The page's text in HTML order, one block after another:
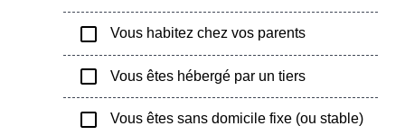
check_box_outline_blank Vous habitez chez vos parents
check_box_outline_blank Vous êtes hébergé par un tiers
check_box_outline_blank Vous êtes sans domicile fixe (ou stable)